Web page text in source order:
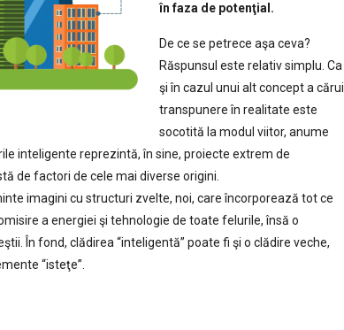
în faza de potenţial.
De ce se petrece aşa ceva?
Răspunsul este relativ simplu. Ca
şi în cazul unui alt concept a cărui
transpunere în realitate este
socotită la modul viitor, anume
inteligente reprezintă, în sine, proiecte extrem de
de factori de cele mai diverse origini.
imagini cu structuri zvelte, noi, care încorporează tot ce
a energiei şi tehnologie de toate felurile, însă o
În fond, clădirea “inteligentă” poate fi şi o clădire veche,
“isteţe”.